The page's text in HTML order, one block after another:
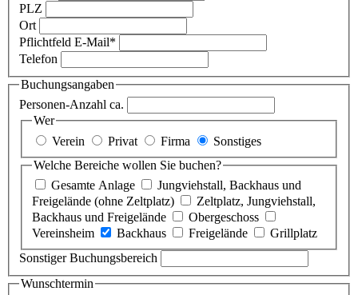
PLZ
Ort
Pflichtfeld E-Mail*
Telefon
Buchungsangaben
Personen-Anzahl ca.
Wer
Verein
Privat Firma
Sonstiges
Welche Bereiche wollen Sie buchen?
Gesamte Anlage
Jungviehstall, Backhaus und
Freigelände (ohne Zeltplatz)
Zeltplatz, Jungviehstall,
Backhaus und Freigelände
Obergeschoss
Vereinsheim
Backhaus Freigelände
Grillplatz
Sonstiger Buchungsbereich
Wunschtermin